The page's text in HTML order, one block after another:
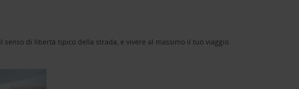
di libertà tipico della strada, e vivere al massimo il tuo viaggio.